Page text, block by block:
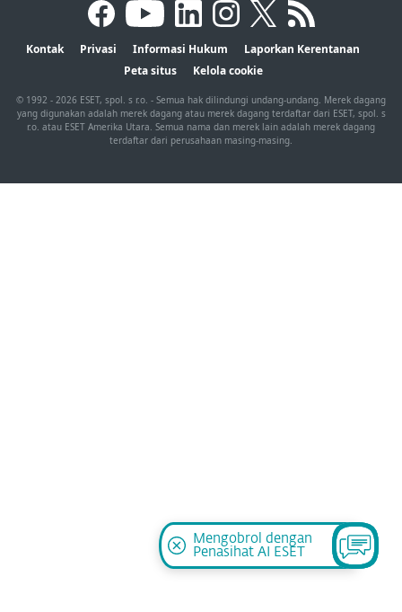
Kontak Privasi Informasi Hukum
Laporkan Kerentanan
Peta situs
Kelola cookie
© 1992 - 2026 ESET, spol. s r.o. - Semua hak dilindungi undang-undang. Merek dagang
yang digunakan adalah merek dagang atau merek dagang terdaftar dari ESET, spol. s
r.o. atau ESET Amerika Utara. Semua nama dan merek lain adalah merek dagang
terdaftar dari perusahaan masing-masing.
Mengobrol dengan
Penasihat AI ESET